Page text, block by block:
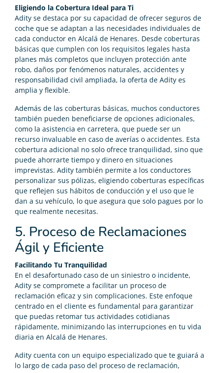
Eligiendo la Cobertura Ideal para Ti
Adity se destaca por su capacidad de ofrecer seguros de
coche que se adaptan a las necesidades individuales de
cada conductor en Alcalá de Henares. Desde coberturas
básicas que cumplen con los requisitos legales hasta
planes más completos que incluyen protección ante
robo, daños por fenómenos naturales, accidentes y
responsabilidad civil ampliada, la oferta de Adity es
amplia y flexible.
Además de las coberturas básicas, muchos conductores
también pueden beneficiarse de opciones adicionales,
como la asistencia en carretera, que puede ser un
recurso invaluable en caso de averías o accidentes. Esta
cobertura adicional no solo ofrece tranquilidad, sino que
puede ahorrarte tiempo y dinero en situaciones
imprevistas. Adity también permite a los conductores
personalizar sus pólizas, eligiendo coberturas específicas
que reflejen sus hábitos de conducción y el uso que le
dan a su vehículo, lo que asegura que solo pagues por lo
que realmente necesitas.
5. Proceso de Reclamaciones
Ágil y Eficiente
Facilitando Tu Tranquilidad
En el desafortunado caso de un siniestro o incidente,
Adity se compromete a facilitar un proceso de
reclamación eficaz y sin complicaciones. Este enfoque
centrado en el cliente es fundamental para garantizar
que puedas retomar tus actividades cotidianas
rápidamente, minimizando las interrupciones en tu vida
diaria en Alcalá de Henares.
Adity cuenta con un equipo especializado que te guiará a
lo largo de cada paso del proceso de reclamación,